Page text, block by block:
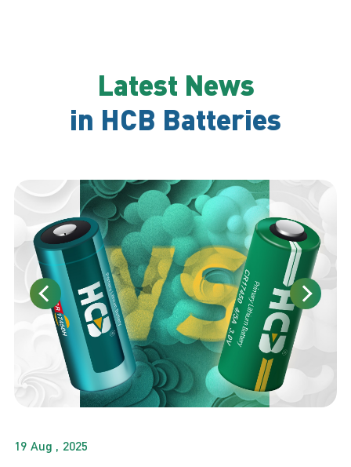
Latest News
in HCB Batteries
19 Aug , 2025